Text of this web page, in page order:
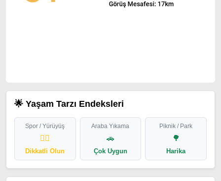
🌟 Yaşam Tarzı Endeksleri
Spor / Yürüyüş
🏃‍♂️
Dikkatli Olun
Araba Yıkama
🚗
Çok Uygun
Piknik / Park
🌳
Harika